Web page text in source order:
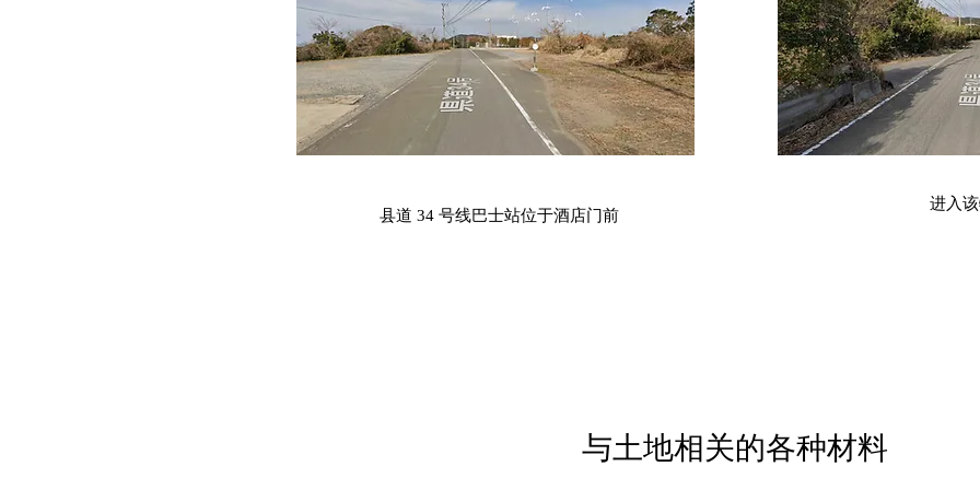
​县道 34 号线巴士站位于酒店门前
进入
与土地相关的各种材料